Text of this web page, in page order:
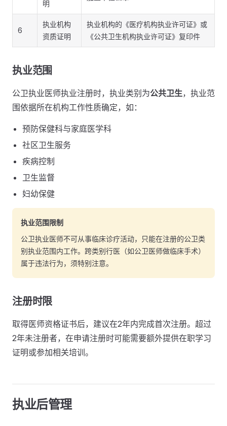
明
6
执业机构
资质证明
执业机构的《医疗机构执业许可证》或
《公共卫生机构执业许可证》复印件
执业范围
公卫执业医师执业注册时，执业类别为公共卫生，执业范
围依据所在机构工作性质确定，如：
预防保健科与家庭医学科
社区卫生服务
疾病控制
卫生监督
妇幼保健
执业范围限制
公卫执业医师不可从事临床诊疗活动，只能在注册的公卫类
别执业范围内工作。跨类别行医（如公卫医师做临床手术）
属于违法行为，须特别注意。
注册时限
取得医师资格证书后，建议在2年内完成首次注册。超过
2年未注册者，在申请注册时可能需要额外提供在职学习
证明或参加相关培训。
执业后管理